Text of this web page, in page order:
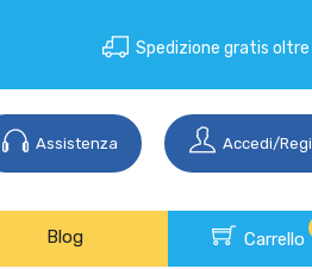
Spedizione gratis oltre
Assistenza Accedi/
Blog Carrello